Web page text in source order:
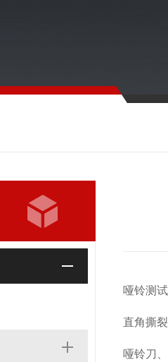
哑铃测
直角撕
哑铃刀